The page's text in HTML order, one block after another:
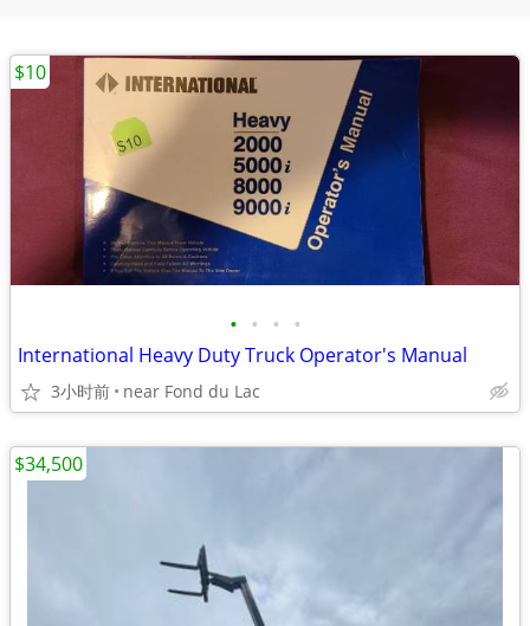
• • • •
International Heavy Duty Truck Operator's Manual
3小时前 near Fond du Lac
$10
$34,500